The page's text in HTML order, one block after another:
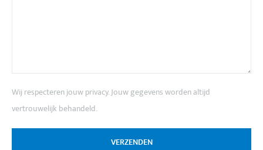
Wij respecteren jouw privacy. Jouw gegevens worden altijd
vertrouwelijk behandeld.
VERZENDEN